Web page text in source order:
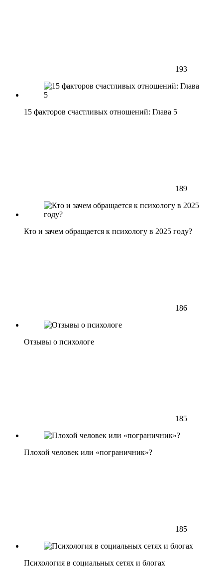
193
15 факторов счастливых отношений: Глава 5
189
Кто и зачем обращается к психологу в 2025 году?
186
Отзывы о психологе
185
Плохой человек или «пограничник»?
185
Психология в социальных сетях и блогах